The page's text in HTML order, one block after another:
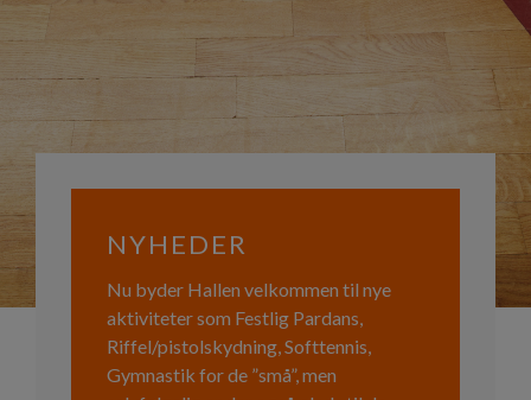
NYHEDER
Nu byder Hallen velkommen til nye
aktiviteter som Festlig Pardans,
Riffel/pistolskydning, Softtennis,
Gymnastik for de ”små”, men